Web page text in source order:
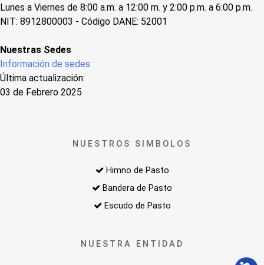
Lunes a Viernes de 8:00 a.m. a 12:00 m. y 2:00 p.m. a 6:00 p.m.
NIT: 8912800003 - Código DANE: 52001
Nuestras Sedes
Información de sedes
Última actualización:
03 de Febrero 2025
NUESTROS SIMBOLOS
Himno de Pasto
Bandera de Pasto
Escudo de Pasto
NUESTRA ENTIDAD